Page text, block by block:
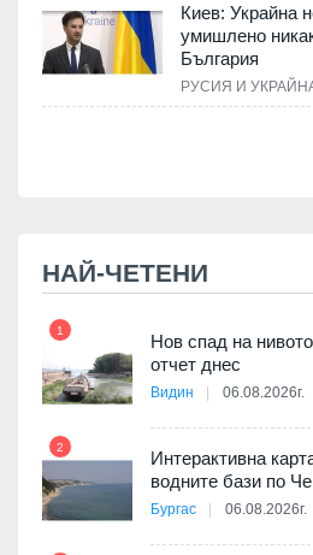
Киев: Украйна
умишлено
България
РУСИЯ И
НАЙ-ЧЕТЕНИ
1
Нов спад на
отчет днес
Видин 06.08.2026г.
2
Интерактивна
водните бази по
Бургас 06.08.2026г.